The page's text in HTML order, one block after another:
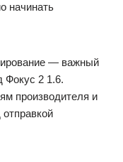
начинать
— важный
Фокус 2 1.6.
производителя и